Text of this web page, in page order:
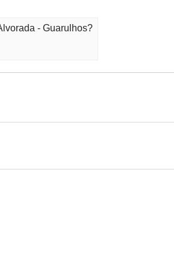
- Guarulhos?